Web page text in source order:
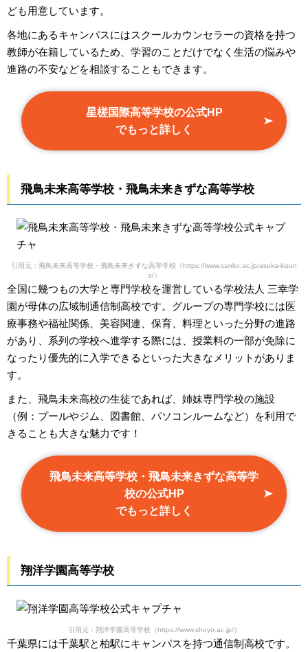
ども用意しています。
各地にあるキャンパスにはスクールカウンセラーの資格を持つ
教師が在籍しているため、学習のことだけでなく生活の悩みや
進路の不安などを相談することもできます。
星槎国際高等学校の公式HP
でもっと詳しく
飛鳥未来高等学校・飛鳥未来きずな高等学校
引用元：飛鳥未来高等学校・飛鳥未来きずな高等学校（https://www.sanko.ac.jp/asuka-kizun
a/）
全国に幾つもの大学と専門学校を運営している学校法人 三幸学
園が母体の広域制通信制高校です。グループの専門学校には医
療事務や福祉関係、美容関連、保育、料理といった分野の進路
があり、系列の学校へ進学する際には、授業料の一部が免除に
なったり優先的に入学できるといった大きなメリットがありま
す。
また、飛鳥未来高校の生徒であれば、姉妹専門学校の施設
（例：プールやジム、図書館、パソコンルームなど）を利用で
きることも大きな魅力です！
飛鳥未来高等学校・飛鳥未来きずな高等学
校の公式HP
でもっと詳しく
翔洋学園高等学校
引用元：翔洋学園高等学校（https://www.shoyo.ac.jp/）
千葉県には千葉駅と柏駅にキャンパスを持つ通信制高校です。